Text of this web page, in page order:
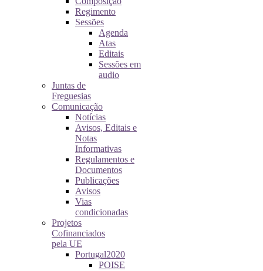
Regimento
Sessões
Agenda
Atas
Editais
Sessões em
audio
Juntas de
Freguesias
Comunicação
Notícias
Avisos, Editais e
Notas
Informativas
Regulamentos e
Documentos
Publicações
Avisos
Vias
condicionadas
Projetos
Cofinanciados
pela UE
Portugal2020
POISE